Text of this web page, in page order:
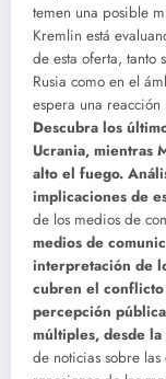
temen una posible
Kremlin está
de esta oferta, tanto
Rusia como en el
espera una
Descubra los
Ucrania, mientras
alto el fuego.
implicaciones de
de los medios de
medios de
interpretación de
cubren el
percepción
múltiples, desde
de noticias sobre